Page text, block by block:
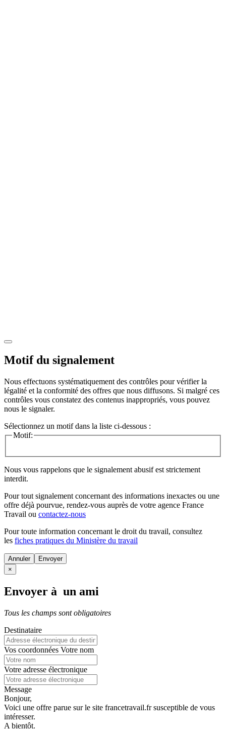
Motif du signalement
Nous effectuons systématiquement des contrôles pour vérifier la
légalité et la conformité des offres que nous diffusons. Si malgré ces
contrôles vous constatez des contenus inappropriés, vous pouvez
nous le signaler.
Sélectionnez un motif dans la liste ci-dessous :
Motif:
Nous vous rappelons que le signalement abusif est strictement
interdit.
Pour tout signalement concernant des informations inexactes ou une
offre déjà pourvue, rendez-vous auprès de votre agence France
Travail ou contactez-nous
Pour toute information concernant le droit du travail, consultez
les fiches pratiques du Ministère du travail
Annuler
×
Envoyer à un ami
Tous les champs sont obligatoires
Destinataire
Vos coordonnées Votre nom
Votre adresse électronique
Message
Bonjour,
Voici une offre parue sur le site francetravail.fr susceptible de vous
intéresser.
A bientôt.